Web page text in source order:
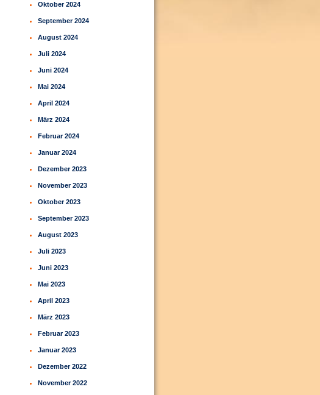
Oktober 2024
September 2024
August 2024
Juli 2024
Juni 2024
Mai 2024
April 2024
März 2024
Februar 2024
Januar 2024
Dezember 2023
November 2023
Oktober 2023
September 2023
August 2023
Juli 2023
Juni 2023
Mai 2023
April 2023
März 2023
Februar 2023
Januar 2023
Dezember 2022
November 2022